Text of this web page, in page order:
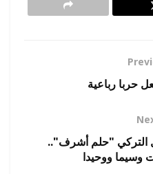
حربا رباعية
التركي "حلم أشرف"..
وسيما ووحيدا